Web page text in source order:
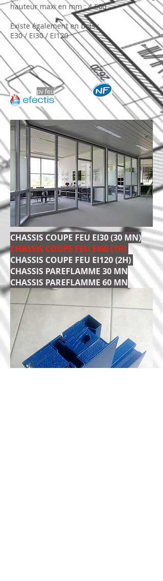
hauteur maxi en mm : 4 500
Existe également en bois :
E30 / EI30 / EI120
pv feu
CHASSIS COUPE FEU EI30 (30 MN)
CHASSIS COUPE FEU EI60 (1H)
CHASSIS COUPE FEU EI120 (2H)
CHASSIS PAREFLAMME 30 MN
CHASSIS PAREFLAMME 60 MN